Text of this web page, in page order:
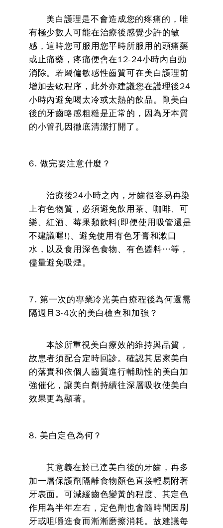
美白護理是不會造成您的疼痛的，唯
有極少數人可能在治療後感覺少許的敏
感，這時您可服用您平時所服用的頭痛藥
或止痛藥，疼痛便會在12-24小時內自動
消除。若屬偏敏感性齒質可在美白護理前
增加去敏程序，此外亦建議您在護理後24
小時內避免喝太冷或太熱的飲品。剛美白
後的牙齒略感粗糙是正常的，因為牙本質
的小管孔因徹底清潔打開了。
6. 做完要注意什麼？
治療後24小時之內，牙齒很容易再染
上有色物質，必須避免飲用茶、咖啡、可
樂、紅酒、莓果類飲料(即便使用吸管還是
不建議喔!)、避免使用有色牙膏和漱口
水，以及食用深色食物、有色醬料…等，
儘量避免吸煙。
7. 第一次的專業冷光美白療程後為何還需
隔週且3-4次的美白檢查和加強？
本診所重視美白療效的維持與品質，
故患者須配合定時回診。確認其居家美白
的落實和依個人齒質進行輔助性的美白加
強催化，讓美白劑持續往深層吸收使美白
效果更為顯著。
8. 美白定色為何？
其意義在於已達美白後的牙齒，再多
加一層保護劑隔離食物顏色直接輕易附著
牙表面。可減緩齒色變黃的程度、其定色
作用為半年左右，定色劑也會隨時間因刷
牙或咀嚼進食而漸漸磨擦消耗。故建議每